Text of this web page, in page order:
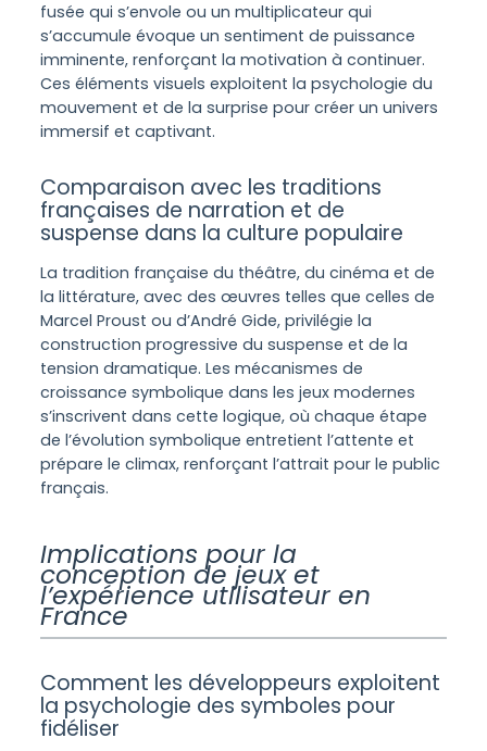
fusée qui s’envole ou un multiplicateur qui
s’accumule évoque un sentiment de puissance
imminente, renforçant la motivation à continuer.
Ces éléments visuels exploitent la psychologie du
mouvement et de la surprise pour créer un univers
immersif et captivant.
Comparaison avec les traditions
françaises de narration et de
suspense dans la culture populaire
La tradition française du théâtre, du cinéma et de
la littérature, avec des œuvres telles que celles de
Marcel Proust ou d’André Gide, privilégie la
construction progressive du suspense et de la
tension dramatique. Les mécanismes de
croissance symbolique dans les jeux modernes
s’inscrivent dans cette logique, où chaque étape
de l’évolution symbolique entretient l’attente et
prépare le climax, renforçant l’attrait pour le public
français.
Implications pour la
conception de jeux et
l’expérience utilisateur en
France
Comment les développeurs exploitent
la psychologie des symboles pour
fidéliser